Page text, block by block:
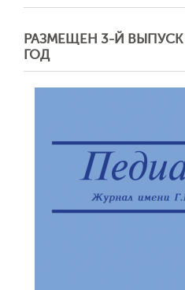
РАЗМЕЩЕН 3-Й ВЫПУСК
ГОД